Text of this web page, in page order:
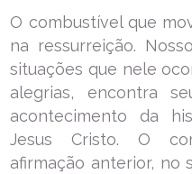
O combustível que
na ressurreição.
situações que nele
alegrias, encontra
acontecimento da
Jesus Cristo. O
afirmação anterior, no